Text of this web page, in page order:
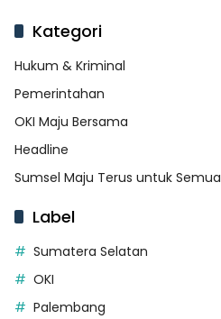
Kategori
Hukum & Kriminal
Pemerintahan
OKI Maju Bersama
Headline
Sumsel Maju Terus untuk Semua
Label
Sumatera Selatan
OKI
Palembang